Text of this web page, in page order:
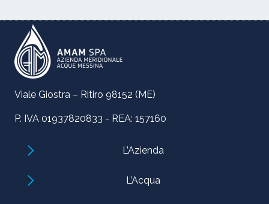
Viale Giostra – Ritiro 98152 (ME)
P. IVA 01937820833 - REA: 157160
L’Azienda
L’Acqua